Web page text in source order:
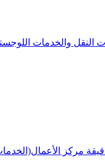
النقل والخدمات
مركز